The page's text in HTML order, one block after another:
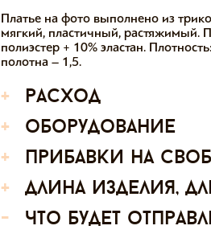
Платье на фото выполнено из
мягкий, пластичный, растяжимый.
полиэстер + 10% эластан.
полотна – 1,5.
+
расход
+
оборудование
+
прибавки на
+
длина изделия,
-
что будет